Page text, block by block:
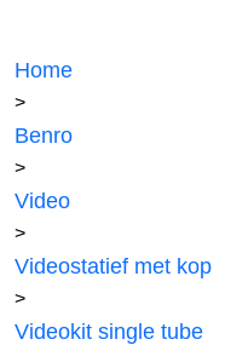
Home
>
Benro
>
Video
>
Videostatief met kop
>
Videokit single tube